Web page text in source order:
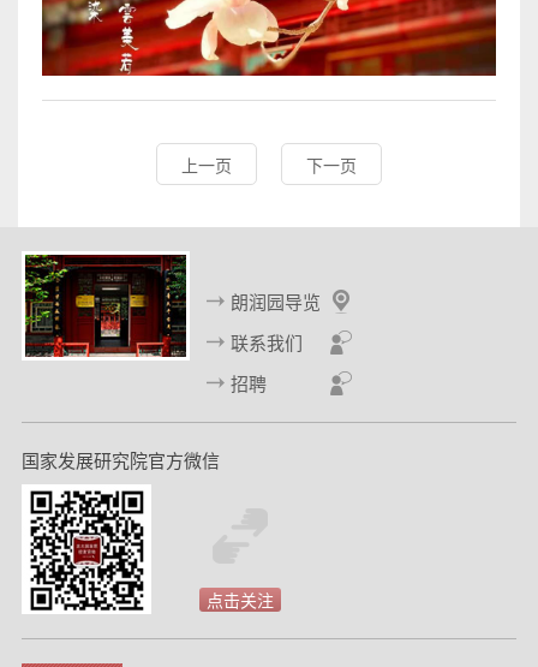
上一页 下一页
朗润园导览
联系我们
招聘
国家发展研究院官方微信
点击关注